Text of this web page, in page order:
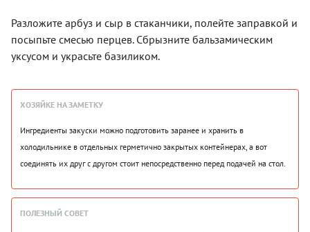
Разложите арбуз и сыр в стаканчики, полейте заправкой и
посыпьте смесью перцев. Сбрызните бальзамическим
уксусом и украсьте базиликом.
ХОЗЯЙКЕ НА ЗАМЕТКУ
Ингредиенты закуски можно подготовить заранее и хранить в
холодильнике в отдельных герметично закрытых контейнерах, а вот
соединять их друг с другом стоит непосредственно перед подачей на стол.
ПОЛЕЗНЫЙ СОВЕТ